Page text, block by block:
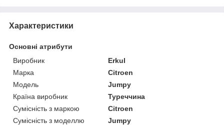
Характеристики
Основні атрибути
Виробник
Erkul
Марка
Citroen
Модель
Jumpy
Країна виробник
Туреччина
Сумісність з маркою
Citroen
Сумісність з моделлю
Jumpy